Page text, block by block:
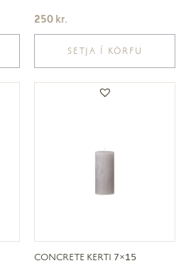
250 kr.
SETJA Í KÖRFU
CONCRETE KERTI 7×15